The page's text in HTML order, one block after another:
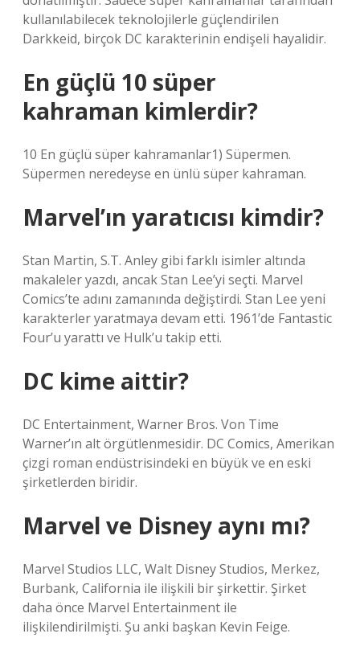
kullanılabilecek teknolojilerle güçlendirilen
Darkkeid, birçok DC karakterinin endişeli hayalidir.
En güçlü 10 süper
kahraman kimlerdir?
10 En güçlü süper kahramanlar1) Süpermen.
Süpermen neredeyse en ünlü süper kahraman.
Marvel’ın yaratıcısı kimdir?
Stan Martin, S.T. Anley gibi farklı isimler altında
makaleler yazdı, ancak Stan Lee’yi seçti. Marvel
Comics’te adını zamanında değiştirdi. Stan Lee yeni
karakterler yaratmaya devam etti. 1961’de Fantastic
Four’u yarattı ve Hulk’u takip etti.
DC kime aittir?
DC Entertainment, Warner Bros. Von Time
Warner’ın alt örgütlenmesidir. DC Comics, Amerikan
çizgi roman endüstrisindeki en büyük ve en eski
şirketlerden biridir.
Marvel ve Disney aynı mı?
Marvel Studios LLC, Walt Disney Studios, Merkez,
Burbank, California ile ilişkili bir şirkettir. Şirket
daha önce Marvel Entertainment ile
ilişkilendirilmişti. Şu anki başkan Kevin Feige.